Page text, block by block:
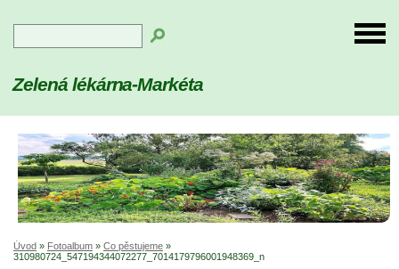
Zelená lékárna-Markéta
Úvod » Fotoalbum » Co pěstujeme »
310980724_547194344072277_7014179796001948369_n